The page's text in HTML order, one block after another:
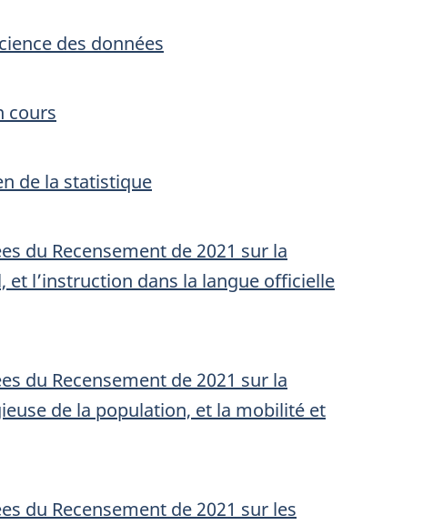
des données
cours
de la statistique
du Recensement de 2021 sur la
l’instruction dans la langue officielle
du Recensement de 2021 sur la
de la population, et la mobilité et
du Recensement de 2021 sur les